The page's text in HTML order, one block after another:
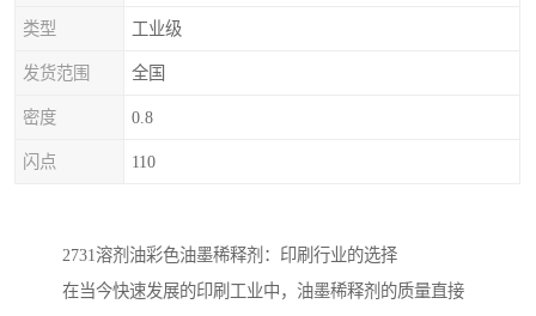
类型 工业级
发货范围 全国
密度 0.8
闪点 110
2731溶剂油彩色油墨稀释剂：印刷行业的选择
在当今快速发展的印刷工业中，油墨稀释剂的质量直接